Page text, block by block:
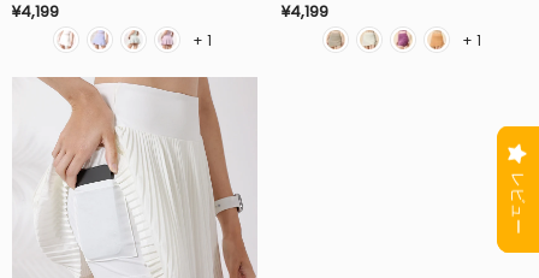
¥4,199
+ 1
¥4,199
+ 1